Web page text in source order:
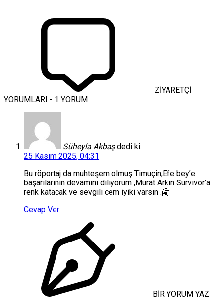
ZİYARETÇİ
YORUMLARI - 1 YORUM
Süheyla Akbaş dedi ki:
25 Kasım 2025, 04:31
Bu röportaj da muhteşem olmuş Timuçin,Efe bey’e
başarılarının devamını diliyorum ,Murat Arkın Survivor’a
renk katacak ve sevgili cem iyiki varsın .🤗
Cevap Ver
BİR YORUM YAZ